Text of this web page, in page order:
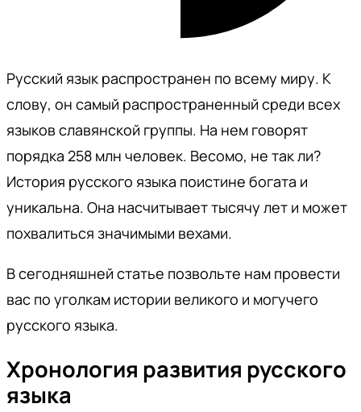
Русский язык распространен по всему миру. К
слову, он самый распространенный среди всех
языков славянской группы. На нем говорят
порядка 258 млн человек. Весомо, не так ли?
История русского языка поистине богата и
уникальна. Она насчитывает тысячу лет и может
похвалиться значимыми вехами.
В сегодняшней статье позвольте нам провести
вас по уголкам истории великого и могучего
русского языка.
Хронология развития русского
языка